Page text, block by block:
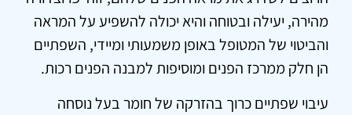
מהירה, יעילה ובטוחה והיא יכולה להשפיע על המראה
והביטוי של המטופל באופן משמעותי ומיידי, השפתיים
הן חלק ממרכז הפנים ומוסיפות למבנה הפנים רכות.
עיבוי שפתיים כרוך בהזרקה של חומר בעל נוסחה